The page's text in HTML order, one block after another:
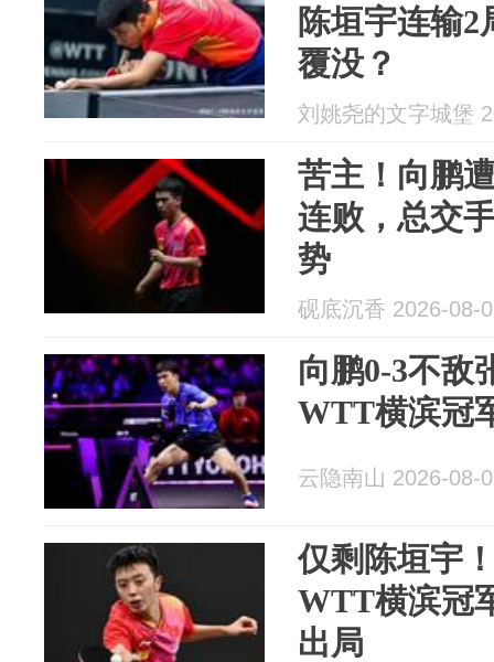
陈垣宇连输
覆没？
刘姚尧的文字城堡
苦主！向鹏
连败，总交
势
砚底沉香 2026-08-
向鹏0-3不敌
WTT横滨冠
云隐南山 2026-08-
仅剩陈垣宇
WTT横滨冠
出局